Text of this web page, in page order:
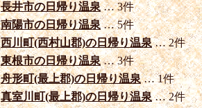
長井市の日帰り温泉… 3件
南陽市の日帰り温泉… 5件
西川町(西村山郡)の日帰り温泉… 2件
東根市の日帰り温泉… 3件
舟形町(最上郡)の日帰り温泉… 1件
真室川町(最上郡)の日帰り温泉… 2件